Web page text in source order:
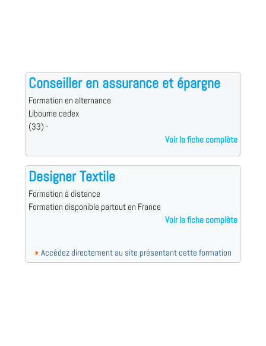
Conseiller en assurance et épargne
Formation en alternance
Libourne cedex
(33) -
Voir la fiche complète
Designer Textile
Formation à distance
Formation disponible partout en France
Voir la fiche complète
Accédez directement au site présentant cette formation